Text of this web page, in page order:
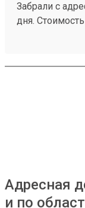
Забрали с
дня.
компанией!
Адресная
и по